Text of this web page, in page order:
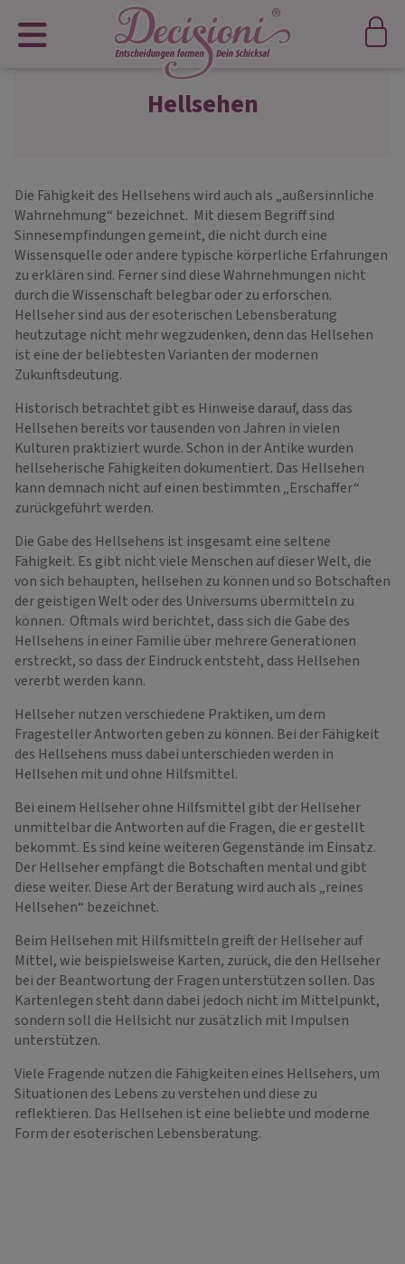
Hellsehen
Die Fähigkeit des Hellsehens wird auch als „außersinnliche
Wahrnehmung“ bezeichnet. Mit diesem Begriff sind
Sinnesempfindungen gemeint, die nicht durch eine
Wissensquelle oder andere typische körperliche Erfahrungen
zu erklären sind. Ferner sind diese Wahrnehmungen nicht
durch die Wissenschaft belegbar oder zu erforschen.
Hellseher sind aus der esoterischen Lebensberatung
heutzutage nicht mehr wegzudenken, denn das Hellsehen
ist eine der beliebtesten Varianten der modernen
Zukunftsdeutung.
Historisch betrachtet gibt es Hinweise darauf, dass das
Hellsehen bereits vor tausenden von Jahren in vielen
Kulturen praktiziert wurde. Schon in der Antike wurden
hellseherische Fähigkeiten dokumentiert. Das Hellsehen
kann demnach nicht auf einen bestimmten „Erschaffer“
zurückgeführt werden.
Die Gabe des Hellsehens ist insgesamt eine seltene
Fähigkeit. Es gibt nicht viele Menschen auf dieser Welt, die
von sich behaupten, hellsehen zu können und so Botschaften
der geistigen Welt oder des Universums übermitteln zu
können. Oftmals wird berichtet, dass sich die Gabe des
Hellsehens in einer Familie über mehrere Generationen
erstreckt, so dass der Eindruck entsteht, dass Hellsehen
vererbt werden kann.
Hellseher nutzen verschiedene Praktiken, um dem
Fragesteller Antworten geben zu können. Bei der Fähigkeit
des Hellsehens muss dabei unterschieden werden in
Hellsehen mit und ohne Hilfsmittel.
Bei einem Hellseher ohne Hilfsmittel gibt der Hellseher
unmittelbar die Antworten auf die Fragen, die er gestellt
bekommt. Es sind keine weiteren Gegenstände im Einsatz.
Der Hellseher empfängt die Botschaften mental und gibt
diese weiter. Diese Art der Beratung wird auch als „reines
Hellsehen“ bezeichnet.
Beim Hellsehen mit Hilfsmitteln greift der Hellseher auf
Mittel, wie beispielsweise Karten, zurück, die den Hellseher
bei der Beantwortung der Fragen unterstützen sollen. Das
Kartenlegen steht dann dabei jedoch nicht im Mittelpunkt,
sondern soll die Hellsicht nur zusätzlich mit Impulsen
unterstützen.
Viele Fragende nutzen die Fähigkeiten eines Hellsehers, um
Situationen des Lebens zu verstehen und diese zu
reflektieren. Das Hellsehen ist eine beliebte und moderne
Form der esoterischen Lebensberatung.